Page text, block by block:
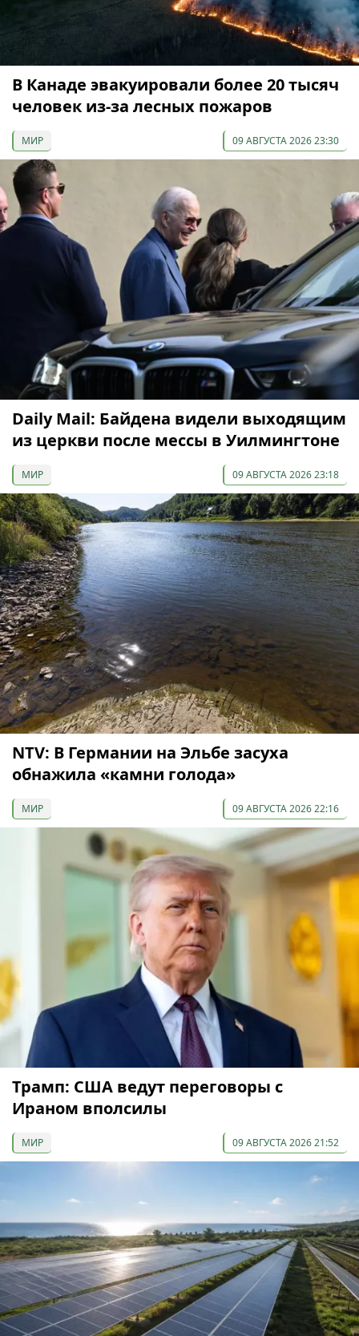
В Канаде эвакуировали более 20 тысяч
человек из-за лесных пожаров
МИР 09 АВГУСТА 2026 23:30
Daily Mail: Байдена видели выходящим
из церкви после мессы в Уилмингтоне
МИР 09 АВГУСТА 2026 23:18
NTV: В Германии на Эльбе засуха
обнажила «камни голода»
МИР 09 АВГУСТА 2026 22:16
Трамп: США ведут переговоры с
Ираном вполсилы
МИР 09 АВГУСТА 2026 21:52